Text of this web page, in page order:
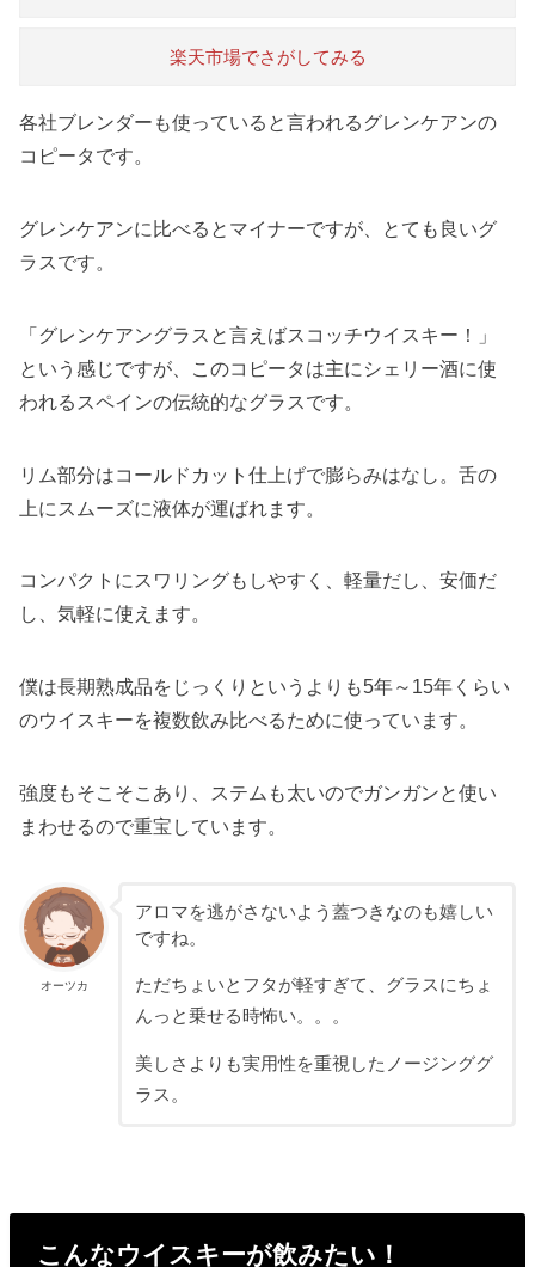
楽天市場でさがしてみる
各社ブレンダーも使っていると言われるグレンケアンの
コピータです。
グレンケアンに比べるとマイナーですが、とても良いグ
ラスです。
「グレンケアングラスと言えばスコッチウイスキー！」
という感じですが、このコピータは主にシェリー酒に使
われるスペインの伝統的なグラスです。
リム部分はコールドカット仕上げで膨らみはなし。舌の
上にスムーズに液体が運ばれます。
コンパクトにスワリングもしやすく、軽量だし、安価だ
し、気軽に使えます。
僕は長期熟成品をじっくりというよりも5年～15年くらい
のウイスキーを複数飲み比べるために使っています。
強度もそこそこあり、ステムも太いのでガンガンと使い
まわせるので重宝しています。
オーツカ
アロマを逃がさないよう蓋つきなのも嬉しい
ですね。
ただちょいとフタが軽すぎて、グラスにちょ
んっと乗せる時怖い。。。
美しさよりも実用性を重視したノージンググ
ラス。
こんなウイスキーが飲みたい！